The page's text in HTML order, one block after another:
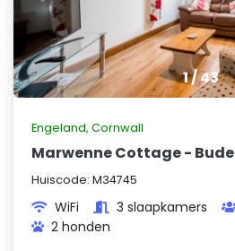
1/43
Engeland, Cornwall
Marwenne Cottage - Bude
Huiscode: M34745
WiFi 3 slaapkamers
2 honden